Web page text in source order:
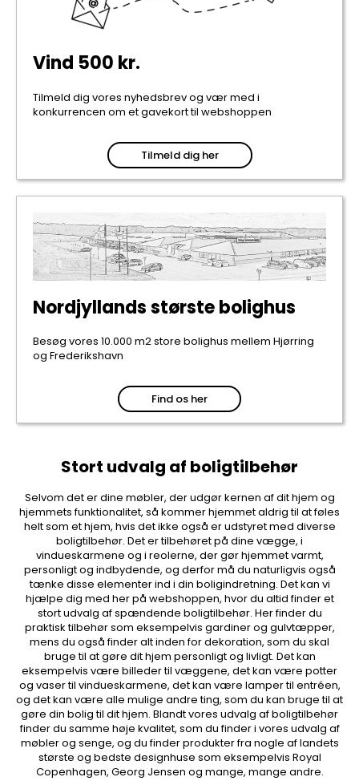
Vind 500 kr.
Tilmeld dig vores nyhedsbrev og vær med i
konkurrencen om et gavekort til webshoppen
Tilmeld dig her
Nordjyllands største bolighus
Besøg vores 10.000 m2 store bolighus mellem Hjørring
og Frederikshavn
Find os her
Stort udvalg af boligtilbehør
Selvom det er dine møbler, der udgør kernen af dit hjem og
hjemmets funktionalitet, så kommer hjemmet aldrig til at føles
helt som et hjem, hvis det ikke også er udstyret med diverse
boligtilbehør. Det er tilbehøret på dine vægge, i
vindueskarmene og i reolerne, der gør hjemmet varmt,
personligt og indbydende, og derfor må du naturligvis også
tænke disse elementer ind i din boligindretning. Det kan vi
hjælpe dig med her på webshoppen, hvor du altid finder et
stort udvalg af spændende boligtilbehør. Her finder du
praktisk tilbehør som eksempelvis gardiner og gulvtæpper,
mens du også finder alt inden for dekoration, som du skal
bruge til at gøre dit hjem personligt og livligt. Det kan
eksempelvis være billeder til væggene, det kan være potter
og vaser til vindueskarmene, det kan være lamper til entréen,
og det kan være alle mulige andre ting, som du kan bruge til at
gøre din bolig til dit hjem. Blandt vores udvalg af boligtilbehør
finder du samme høje kvalitet, som du finder i vores udvalg af
møbler og senge, og du finder produkter fra nogle af landets
største og bedste designhuse som eksempelvis Royal
Copenhagen, Georg Jensen og mange, mange andre.